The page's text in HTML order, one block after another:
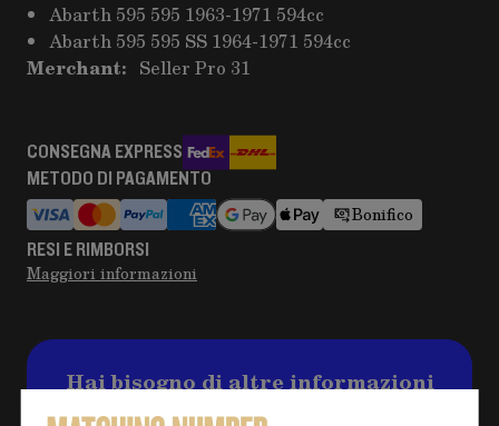
Abarth 595 595 1963-1971 594cc
Abarth 595 595 SS 1964-1971 594cc
Merchant: Seller Pro 31
CONSEGNA EXPRESS
METODO DI PAGAMENTO
Bonifico
RESI E RIMBORSI
Maggiori informazioni
Hai bisogno di altre informazioni
sul prodotto?